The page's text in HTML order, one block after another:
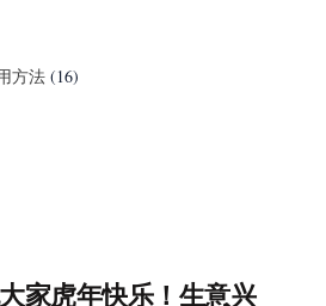
方法 (16)
家虎年快乐！生意兴